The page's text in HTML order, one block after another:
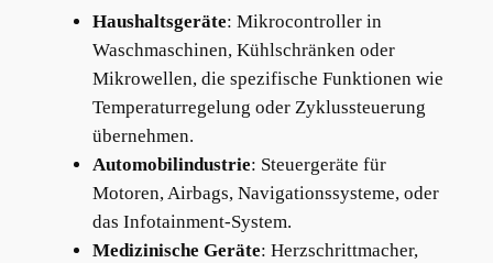
Haushaltsgeräte: Mikrocontroller in
Waschmaschinen, Kühlschränken oder
Mikrowellen, die spezifische Funktionen wie
Temperaturregelung oder Zyklussteuerung
übernehmen.
Automobilindustrie: Steuergeräte für
Motoren, Airbags, Navigationssysteme, oder
das Infotainment-System.
Medizinische Geräte: Herzschrittmacher,